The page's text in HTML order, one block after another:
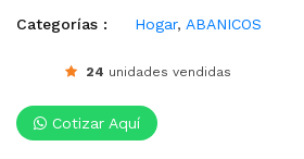
Categorías : Hogar, ABANICOS
24 unidades vendidas
Cotizar Aquí